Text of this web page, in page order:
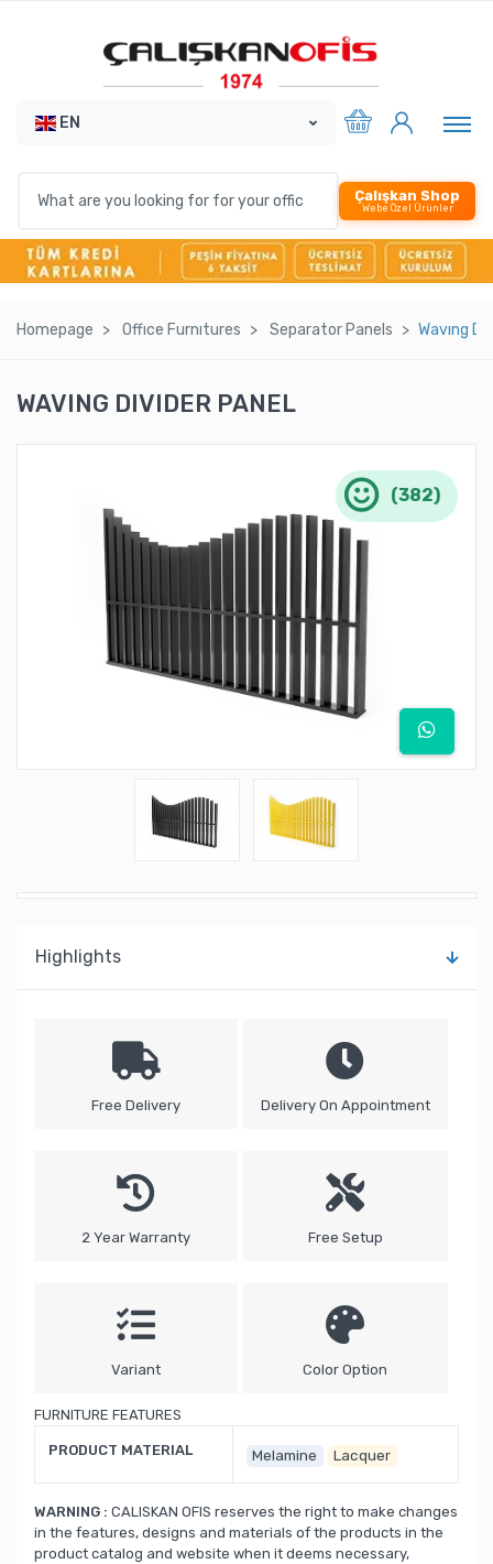
EN
Çalışkan Shop
Webe Özel Ürünler
Homepage Offıce Furnıtures Separator Panels Wavıng
WAVING DIVIDER PANEL
(382)
Highlights
Free Delivery Delivery On Appointment
2 Year Warranty Free Setup
Variant Color Option
FURNITURE FEATURES
PRODUCT MATERIAL Melamine Lacquer
WARNING : CALISKAN OFIS reserves the right to make changes
in the features, designs and materials of the products in the
product catalog and website when it deems necessary,